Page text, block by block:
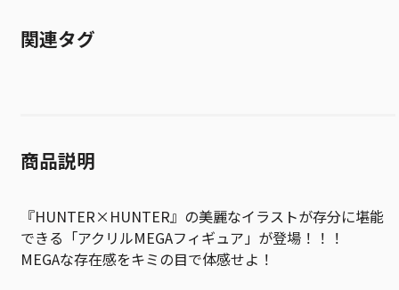
関連タグ
商品説明
『HUNTER×HUNTER』の美麗なイラストが存分に堪能
できる「アクリルMEGAフィギュア」が登場！！！
MEGAな存在感をキミの目で体感せよ！